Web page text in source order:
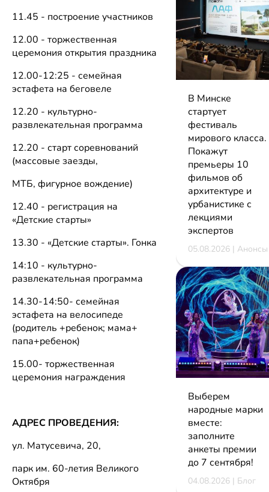
11.45 - построение участников
12.00 - торжественная
церемония открытия праздника
12.00-12:25 - семейная
эстафета на беговеле
12.20 - культурно-
развлекательная программа
12.20 - старт соревнований
(массовые заезды,
МТБ, фигурное вождение)
12.40 - регистрация на
«Детские старты»
13.30 - «Детские старты». Гонка
14:10 - культурно-
развлекательная программа
14.30-14:50- семейная
эстафета на велосипеде
(родитель +ребенок; мама+
папа+ребенок)
15.00- торжественная
церемония награждения
АДРЕС ПРОВЕДЕНИЯ:
ул. Матусевича, 20,
парк им. 60-летия Великого
Октября
В Минске
стартует
фестиваль
мирового класса.
Покажут
премьеры 10
фильмов об
архитектуре и
урбанистике с
лекциями
экспертов
05.08.2026 | Анонсы
Выберем
народные марки
вместе:
заполните
анкеты премии
до 7 сентября!
04.08.2026 | Блог